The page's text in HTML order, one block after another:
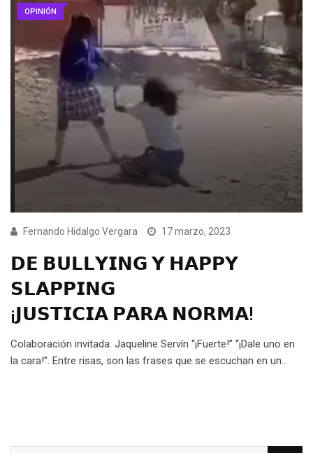
OPINIÓN
Fernando Hidalgo Vergara 17 marzo, 2023
𝗗𝗘 𝗕𝗨𝗟𝗟𝗬𝗜𝗡𝗚 𝗬 𝗛𝗔𝗣𝗣𝗬
𝗦𝗟𝗔𝗣𝗣𝗜𝗡𝗚
¡𝗝𝗨𝗦𝗧𝗜𝗖𝗜𝗔 𝗣𝗔𝗥𝗔 𝗡𝗢𝗥𝗠𝗔!
Colaboración invitada. Jaqueline Servín “¡Fuerte!” “¡Dale uno en
la cara!”. Entre risas, son las frases que se escuchan en un…